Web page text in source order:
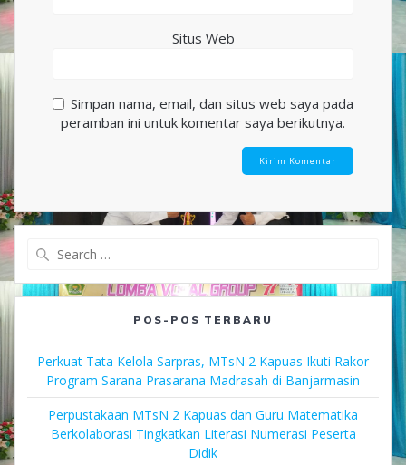
Situs Web
Simpan nama, email, dan situs web saya pada
peramban ini untuk komentar saya berikutnya.
POS-POS TERBARU
Perkuat Tata Kelola Sarpras, MTsN 2 Kapuas Ikuti Rakor
Program Sarana Prasarana Madrasah di Banjarmasin
Perpustakaan MTsN 2 Kapuas dan Guru Matematika
Berkolaborasi Tingkatkan Literasi Numerasi Peserta
Didik